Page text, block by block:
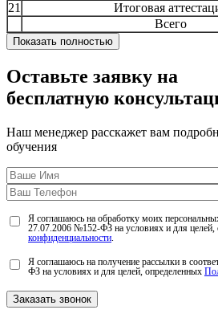
21
Итоговая
Всего
Показать полностью
Оставьте заявку на
бесплатную
Наш менеджер расскажет вам
обучения
Я соглашаюсь на обработку моих
27.07.2006 №152-ФЗ на условиях и для целей,
конфиденциальности.
Я соглашаюсь на получение рассылки в
ФЗ на условиях и для целей, определенных